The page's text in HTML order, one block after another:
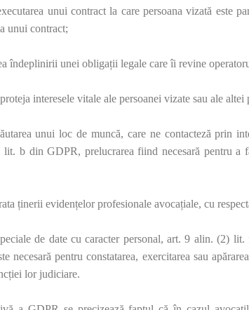
unui contract la care persoana vizată este
unui contract;
îndeplinirii unei obligații legale care îi revine
interesele vitale ale persoanei vizate sau ale altei
unui loc de muncă, care ne contacteză prin
b din GDPR, prelucrarea fiind necesară pentru a
ținerii evidențelor profesionale avocațiale, cu
de date cu caracter personal, art. 9 alin. (2)
necesară pentru constatarea, exercitarea sau
lor judiciare.